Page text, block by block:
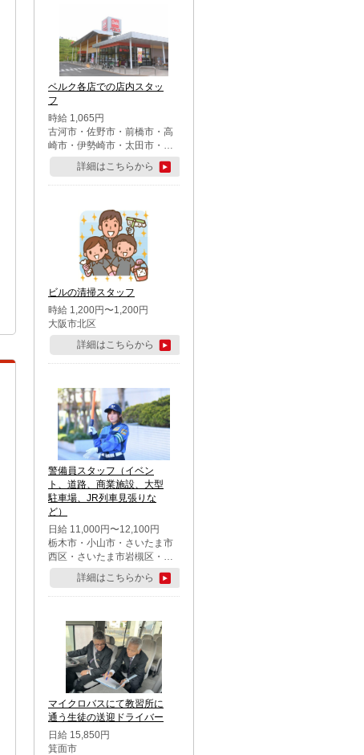
ベルク各店での店内スタッ
フ
時給 1,065円
古河市・佐野市・前橋市・高
崎市・伊勢崎市・太田市・館
林市・藤岡市・大泉町・さい
たま市北区・川越市・熊谷
市・行田市・秩父市・所沢
市・鶴ケ島市・千葉市中央
区・市川市・松戸市・習志野
市・柏市・流山市・八千代
市・足立区・江戸川区・八王
子市・町田市
詳細はこちらから
ビルの清掃スタッフ
時給 1,200円〜1,200円
大阪市北区
詳細はこちらから
警備員スタッフ（イベン
ト、道路、商業施設、大型
駐車場、JR列車見張りな
ど）
日給 11,000円〜12,100円
栃木市・小山市・さいたま市
西区・さいたま市岩槻区・久
喜市・蓮田市
詳細はこちらから
マイクロバスにて教習所に
通う生徒の送迎ドライバー
日給 15,850円
箕面市